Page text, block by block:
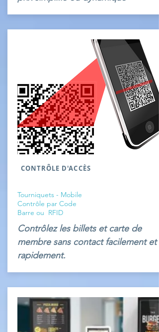
CONTRÔLE D'ACCÈS
Tourniquets - Mobile
Contrôle par Code
Barre ou RFID
Contrôlez les billets et carte de
membre sans contact facilement et
rapidement.